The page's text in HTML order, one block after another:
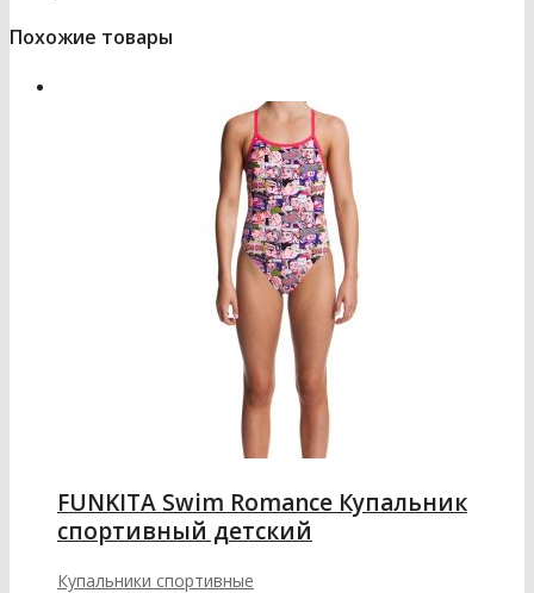
Похожие товары
FUNKITA Swim Romance Купальник
спортивный детский
Купальники спортивные